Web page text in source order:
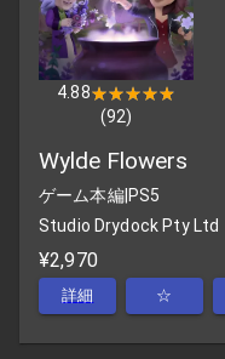
4.88★★★★★
★★★★★
(92)
Wylde Flowers
ゲーム本編| PS5
Studio Drydock Pty Ltd
¥2,970
詳細 ☆